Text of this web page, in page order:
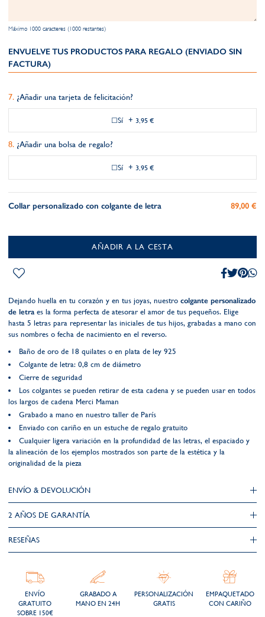
Máximo 1000 caracteres (1000 restantes)
ENVUELVE TUS PRODUCTOS PARA REGALO (ENVIADO SIN
FACTURA)
¿Añadir una tarjeta de felicitación?
Sí + 3,95 €
¿Añadir una bolsa de regalo?
Sí + 3,95 €
Collar personalizado con colgante de letra 89,00 €
AÑADIR A LA CESTA
Dejando huella en tu corazón y en tus joyas, nuestro colgante personalizado
de letra es la forma perfecta de atesorar el amor de tus pequeños. Elige
hasta 5 letras para representar las iniciales de tus hijos, grabadas a mano con
sus nombres o fecha de nacimiento en el reverso.
Baño de oro de 18 quilates o en plata de ley 925
Colgante de letra: 0,8 cm de diámetro
Cierre de seguridad
Los colgantes se pueden retirar de esta cadena y se pueden usar en todos
los largos de cadena Merci Maman
Grabado a mano en nuestro taller de París
Enviado con cariño en un estuche de regalo gratuito
Cualquier ligera variación en la profundidad de las letras, el espaciado y
la alineación de los ejemplos mostrados son parte de la estética y la
originalidad de la pieza
ENVÍO & DEVOLUCIÓN
2 AÑOS DE GARANTÍA​
RESEÑAS
ENVÍO
GRATUITO
SOBRE 150€
GRABADO A
MANO EN 24H
PERSONALIZACIÓN
GRATIS
EMPAQUETADO
CON CARIÑO